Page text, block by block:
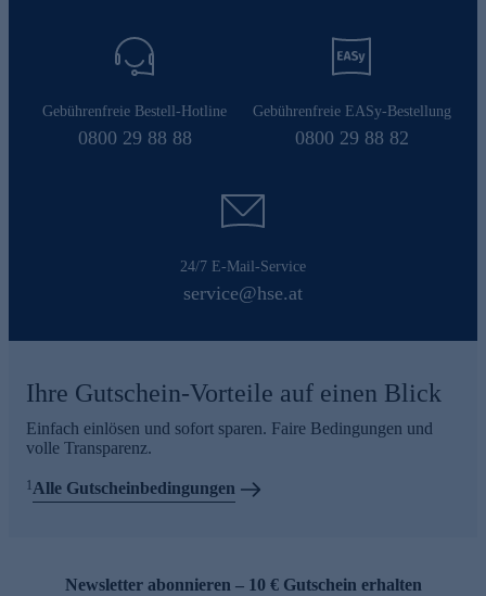
Gebührenfreie Bestell-Hotline
0800 29 88 88
Gebührenfreie EASy-Bestellung
0800 29 88 82
24/7 E-Mail-Service
service@hse.at
Ihre Gutschein-Vorteile auf einen Blick
Einfach einlösen und sofort sparen. Faire Bedingungen und
volle Transparenz.
1 Alle Gutscheinbedingungen
Newsletter abonnieren – 10 € Gutschein erhalten